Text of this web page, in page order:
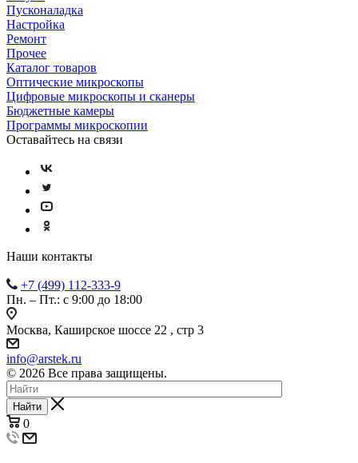
Пусконаладка
Настройка
Ремонт
Прочее
Каталог товаров
Оптические микроскопы
Цифровые микроскопы и сканеры
Бюджетные камеры
Программы микроскопии
Оставайтесь на связи
Наши контакты
+7 (499) 112-333-9
Пн. – Пт.: с 9:00 до 18:00
Москва, Каширское шоссе 22 , стр 3
info@arstek.ru
© 2026 Все права защищены.
Найти
0